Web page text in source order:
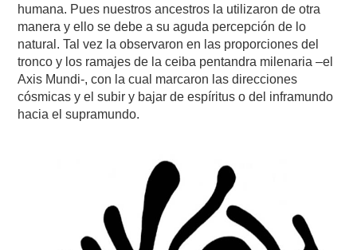
humana. Pues nuestros ancestros la utilizaron de otra
manera y ello se debe a su aguda percepción de lo
natural. Tal vez la observaron en las proporciones del
tronco y los ramajes de la ceiba pentandra milenaria –el
Axis Mundi-, con la cual marcaron las direcciones
cósmicas y el subir y bajar de espíritus o del inframundo
hacia el supramundo.